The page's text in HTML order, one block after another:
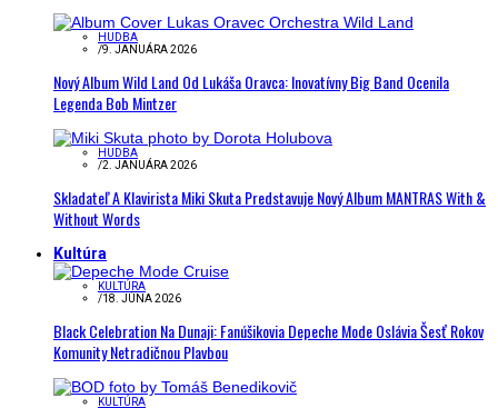
HUDBA
/9. JANUÁRA 2026
Nový Album Wild Land Od Lukáša Oravca: Inovatívny Big Band Ocenila
Legenda Bob Mintzer
HUDBA
/2. JANUÁRA 2026
Skladateľ A Klavirista Miki Skuta Predstavuje Nový Album MANTRAS With &
Without Words
Kultúra
KULTÚRA
/18. JÚNA 2026
Black Celebration Na Dunaji: Fanúšikovia Depeche Mode Oslávia Šesť Rokov
Komunity Netradičnou Plavbou
KULTÚRA